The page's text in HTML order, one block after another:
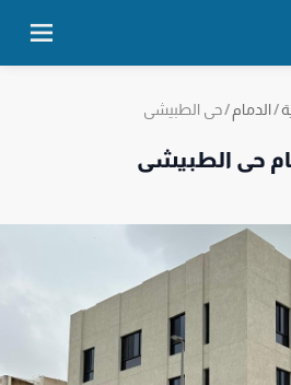
/الدمام /حي الطبيشي
حي الطبيشي